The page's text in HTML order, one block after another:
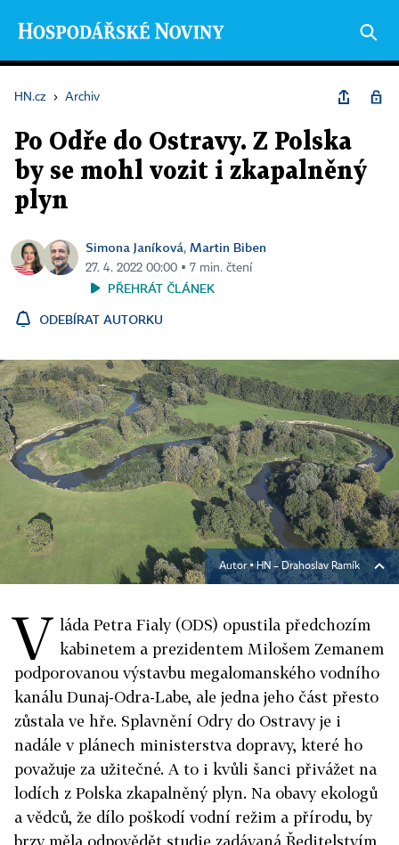
HN.cz › Archiv
Po Odře do Ostravy. Z Polska
by se mohl vozit i zkapalněný
plyn
Simona Janíková, Martin Biben
27. 4. 2022 00:00 ▪ 7 min. čtení
PŘEHRÁT ČLÁNEK
ODEBÍRAT AUTORKU
Autor ▪HN – Drahoslav Ramík
V láda Petra Fialy (ODS) opustila předchozím
kabinetem a prezidentem Milošem Zemanem
podporovanou výstavbu megalomanského vodního
kanálu Dunaj-Odra-Labe, ale jedna jeho část přesto
zůstala ve hře. Splavnění Odry do Ostravy je i
nadále v plánech ministerstva dopravy, které ho
považuje za užitečné. A to i kvůli šanci přivážet na
lodích z Polska zkapalněný plyn. Na obavy ekologů
a vědců, že dílo poškodí vodní režim a přírodu, by
brzy měla odpovědět studie zadávaná Ředitelstvím